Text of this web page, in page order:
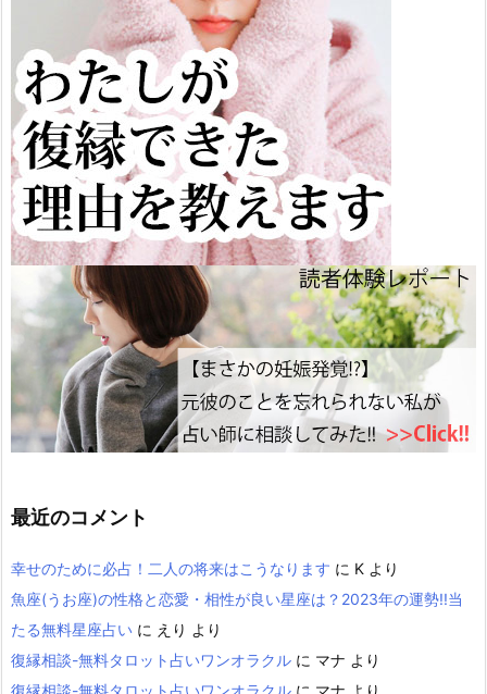
最近のコメント
幸せのために必占！二人の将来はこうなります に K より
魚座(うお座)の性格と恋愛・相性が良い星座は？2023年の運勢!!当
たる無料星座占い に えり より
復縁相談-無料タロット占いワンオラクル に マナ より
復縁相談-無料タロット占いワンオラクル に マナ より